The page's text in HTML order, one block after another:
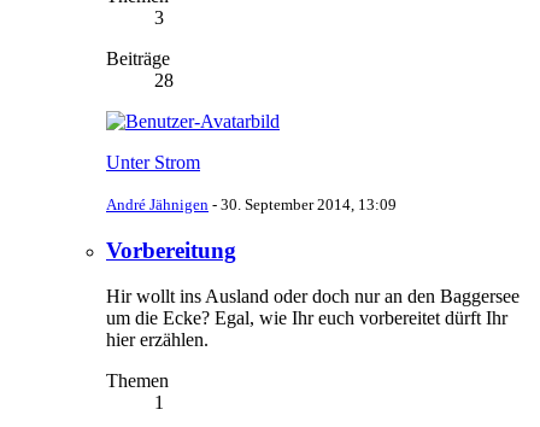
3
Beiträge
28
Unter Strom
André Jähnigen - 30. September 2014, 13:09
Vorbereitung
Hir wollt ins Ausland oder doch nur an den Baggersee
um die Ecke? Egal, wie Ihr euch vorbereitet dürft Ihr
hier erzählen.
Themen
1